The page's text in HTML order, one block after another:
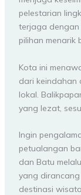
pelestarian
terjaga dengan
pilihan menarik
Kota ini
dari keindahan
lokal.
yang lezat,
Ingin
petualangan
dan Batu
yang dirancang
destinasi